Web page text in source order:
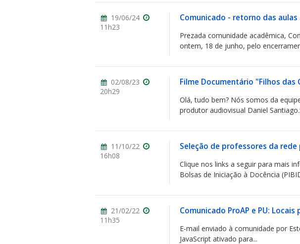
Comunicado - retorno das
Prezada comunidade acadêmica,
ontem, 18 de junho, pelo
19/06/24
11h23
Filme Documentário "Filhos das
Olá, tudo bem? Nós somos da
produtor audiovisual Daniel
02/08/23
20h29
Seleção de professores da rede
Clique nos links a seguir para mais
Bolsas de Iniciação à Docência
11/10/22
16h08
Comunicado ProAP e PU:
E-mail enviado à comunidade por
JavaScript ativado para...
21/02/22
11h35